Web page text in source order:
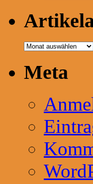
Artikelarchiv
Meta